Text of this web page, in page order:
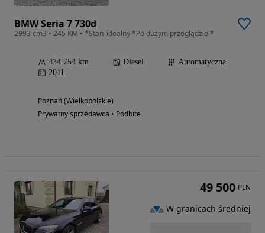
BMW Seria 7 730d
2993 cm3 • 245 KM • *Stan_idealny *Po dużym przeglądzie *
434 754 km Diesel
Automatyczna
2011
Poznań (Wielkopolskie)
Prywatny sprzedawca • Podbite
49 500 PLN
W granicach średniej